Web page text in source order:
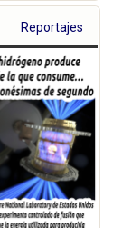
para
de
ocio, para
dormir…
Reportajes